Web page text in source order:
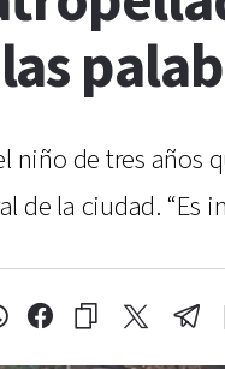
de tres años
de la ciudad. “Es